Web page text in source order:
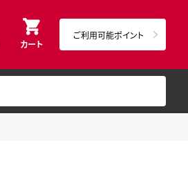
カート
ご利用可能ポイント